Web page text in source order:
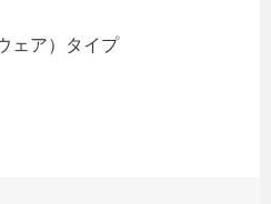
ア）タイプ